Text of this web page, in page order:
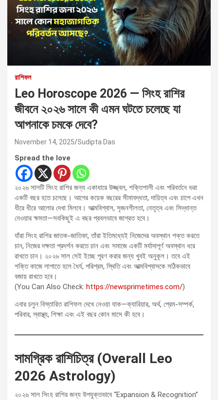
রাশিফল
Leo Horoscope 2026 — সিংহ রাশির
জীবনে ২০২৬ সালে কী এমন ঘটতে চলেছে যা
আপনাকে চমকে দেবে?
November 14, 2025 Sudipta Das
Spread the love
২০২৬ সালটি সিংহ রাশির জন্য একাধারে উজ্জ্বল, শক্তিশালী এবং পরিবর্তনে ভরা
একটি বছর হতে চলেছে। আগের কয়েক বছরের সীমাবদ্ধতা, দায়িত্ব এবং চাপে এখন
ধীরে ধীরে আলোর দেখা মিলবে। আত্মবিশ্বাস, সৃজনশীলতা, নেতৃত্ব এবং সিদ্ধান্ত
নেওয়ার ক্ষমতা—সবকিছুই এ বছর প্রবলভাবে জাগ্রত হবে।
যাঁরা সিংহ রাশির জাতক-জাতিকা, তাঁরা ইতিমধ্যেই নিজেদের অবস্থান শক্ত করতে
চান, নিজের দক্ষতা প্রদর্শন করতে চান এবং সমাজে একটি মর্যাদাপূর্ণ অবস্থান ধরে
রাখতে চান। ২০২৬ সাল সেই ইচ্ছে পূরণ করার জন্য খুবই অনুকূল। তবে এই
শক্তি কাজে লাগাতে হলে ধৈর্য, পরিশ্রম, স্থিতি এবং আত্মবিশ্বাসকে সঠিকভাবে
বজায় রাখতে হবে।
(You Can Also Check: https://newsprimetimes.com/)
এবার চলুন বিস্তারিত রাশিফল দেখে নেওয়া যাক—ক্যারিয়ার, অর্থ, প্রেম-সম্পর্ক,
পরিবার, স্বাস্থ্য, শিক্ষা এবং এই বছর কোন মাসে কী হবে।
সামগ্রিক রাশিচিত্র (Overall Leo
2026 Astrology)
২০২৬ সাল সিংহ রাশির জন্য উপযুক্তভাবে “Expansion & Recognition”